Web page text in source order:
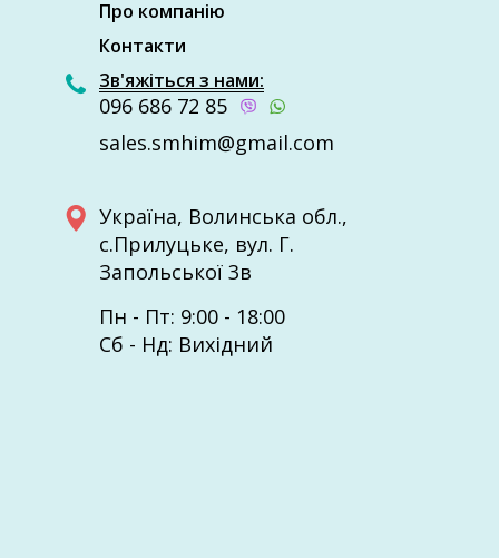
Про компанію
Контакти
Зв'яжіться з нами:
096 686 72 85
sales.smhim@gmail.com
Україна, Волинcька обл.,
с.Прилуцьке, вул. Г.
Запольської 3в
Пн - Пт: 9:00 - 18:00
Сб - Нд: Вихідний